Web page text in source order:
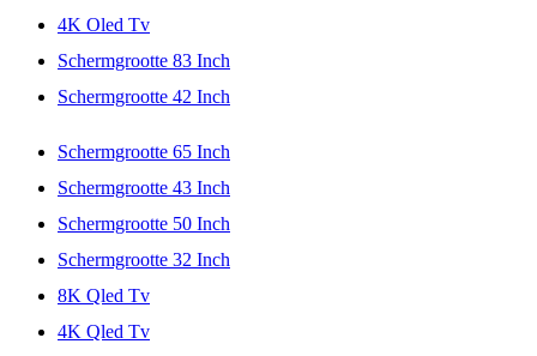
4K Oled Tv
Schermgrootte 83 Inch
Schermgrootte 42 Inch
Schermgrootte 65 Inch
Schermgrootte 43 Inch
Schermgrootte 50 Inch
Schermgrootte 32 Inch
8K Qled Tv
4K Qled Tv